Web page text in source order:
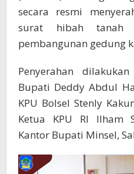
secara resmi
surat hibah
pembangunan gedung
Penyerahan
Bupati Deddy Abdul
KPU Bolsel Stenly
Ketua KPU RI Ilham
Kantor Bupati Minsel,